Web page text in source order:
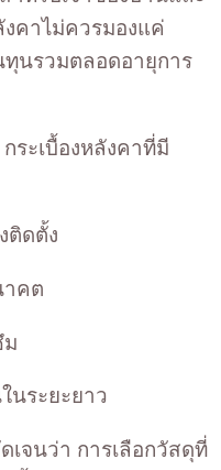
งคาไม่ควรมองแค่
นรวมตลอดอายุการ
ระเบื้องหลังคาที่มี
ติดตั้ง
าคต
ม
นระยะยาว
จนว่า การเลือกวัสดุที่